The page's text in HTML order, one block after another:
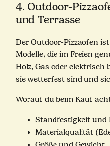
4. Outdoor-
und Terrasse
Der Outdoor-Pizzaofen
Modelle, die im Freien
Holz, Gas oder elektrisch
sie wetterfest sind und
Worauf du beim Kauf
Standfestigkeit und
Materialqualität